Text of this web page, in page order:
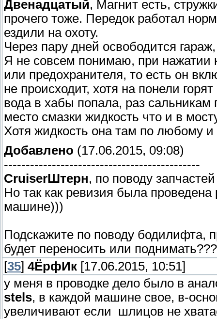
Двенадцатый, Магнит есть,
прочего тоже. Передок работал
ездили на охоту.
Через пару дней освободится
Я не совсем понимаю, при нажатии
или предохранителя, то есть он
не происходит, хотя на понели
вода в хабы попала, раз сальникам
место смазки жидкость что и в
Хотя жидкость она там по любому
Добавлено (17.06.2015, 09:08)
---------------------------------------------
СruiserШтерн, по поводу
Но так как ревизия была
машине)))
Подскажите по поводу бодилифта,
будет переносить или
[35] 4ЁрфИк [17.06.2015, 10:51]
у меня в проводке дело было в
stels, в каждой машине свое, в-
увеличивают если шлицов не